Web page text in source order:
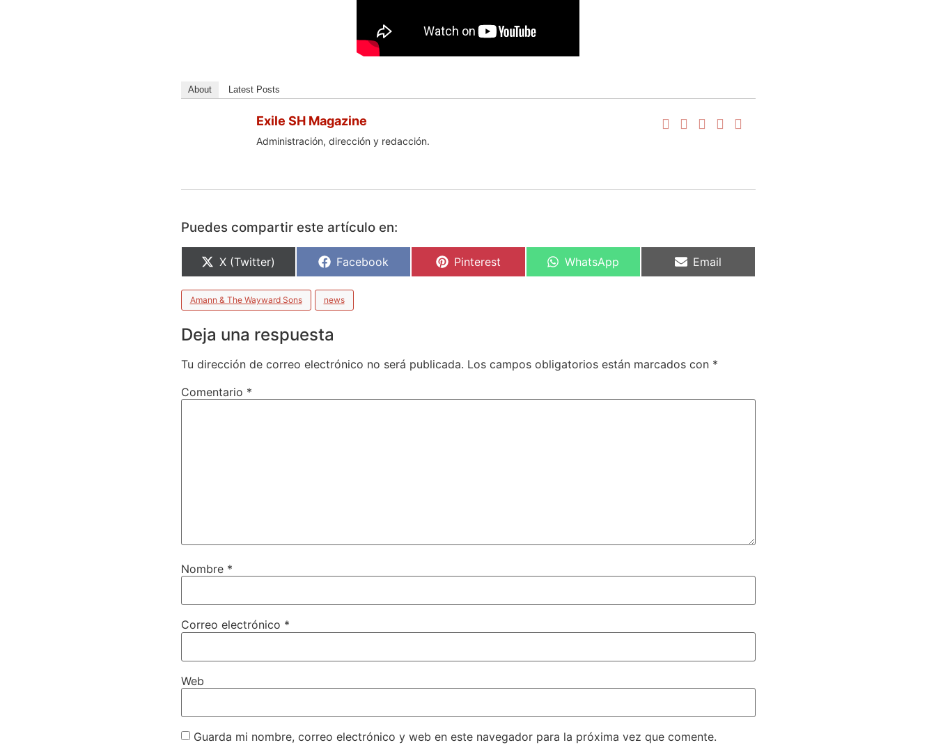
About Latest Posts
Exile SH Magazine
Administración, dirección y redacción.
Puedes compartir este artículo en:
X (Twitter) Facebook Pinterest WhatsApp Email
Amann & The Wayward Sons news
Deja una respuesta
Tu dirección de correo electrónico no será publicada. Los campos obligatorios están marcados con *
Comentario *
Nombre *
Correo electrónico *
Web
Guarda mi nombre, correo electrónico y web en este navegador para la próxima vez que comente.